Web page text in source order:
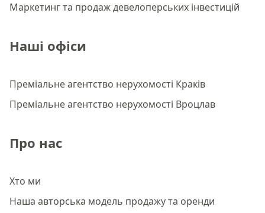
Маркетинг та продаж девелоперських інвестицій
Наші офіси
Преміальне агентство нерухомості Краків
Преміальне агентство нерухомості Вроцлав
Про нас
Хто ми
Наша авторська модель продажу та оренди